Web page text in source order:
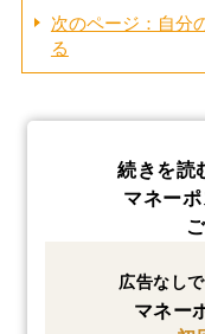
次のページ：自分
る
続きを読
マネー
広告なし
マネー